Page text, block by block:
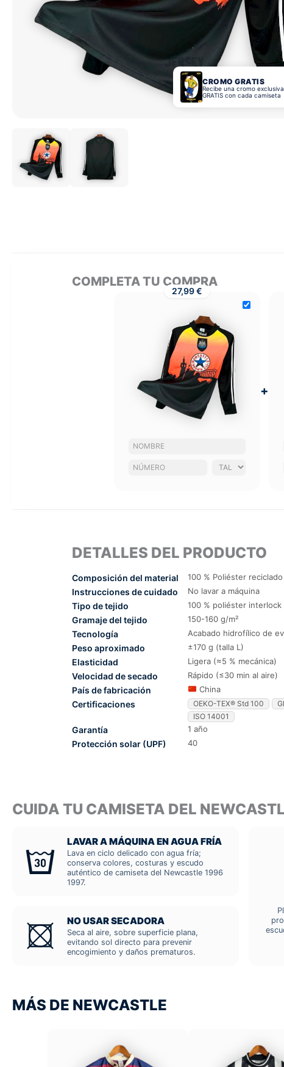
CROMO GRATIS
Recibe una cromo exclusiva
GRATIS con cada camiseta
COMPLETA TU COMPRA
27,99 €
+
DETALLES DEL PRODUCTO
Composición del material 100 % Poliéster reciclado
Instrucciones de cuidado No lavar a máquina
Tipo de tejido 100 % poliéster interlock
Gramaje del tejido 150-160 g/m²
Tecnología Acabado hidrofílico de
Peso aproximado ±170 g (talla L)
Elasticidad Ligera (≈5 % mecánica)
Velocidad de secado Rápido (≤30 min al aire)
País de fabricación China
Certificaciones OEKO-TEX® Std 100
ISO 14001
Garantía 1 año
Protección solar (UPF) 40
CUIDA TU CAMISETA DEL
LAVAR A MÁQUINA EN AGUA FRÍA
Lava en ciclo delicado con agua fría;
conserva colores, costuras y escudo
auténtico de camiseta del Newcastle 1996
1997.
NO USAR SECADORA
Seca al aire, sobre superficie plana,
evitando sol directo para prevenir
encogimiento y daños prematuros.
MÁS DE NEWCASTLE